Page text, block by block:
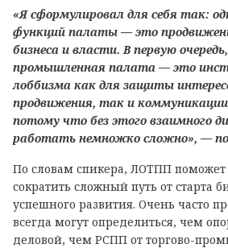
«Я сформулировал для себя так:
функций палаты — это
бизнеса и власти. В первую
промышленная палата — это
лоббизма как для защиты
продвижения, так и коммуникации
потому что без этого взаимного
работать немножко сложно», —
По словам спикера, ЛОТПП
сократить сложный путь от старта
успешного развития. Очень часто
всегда могут определиться, чем
деловой, чем РСПП от торгово-